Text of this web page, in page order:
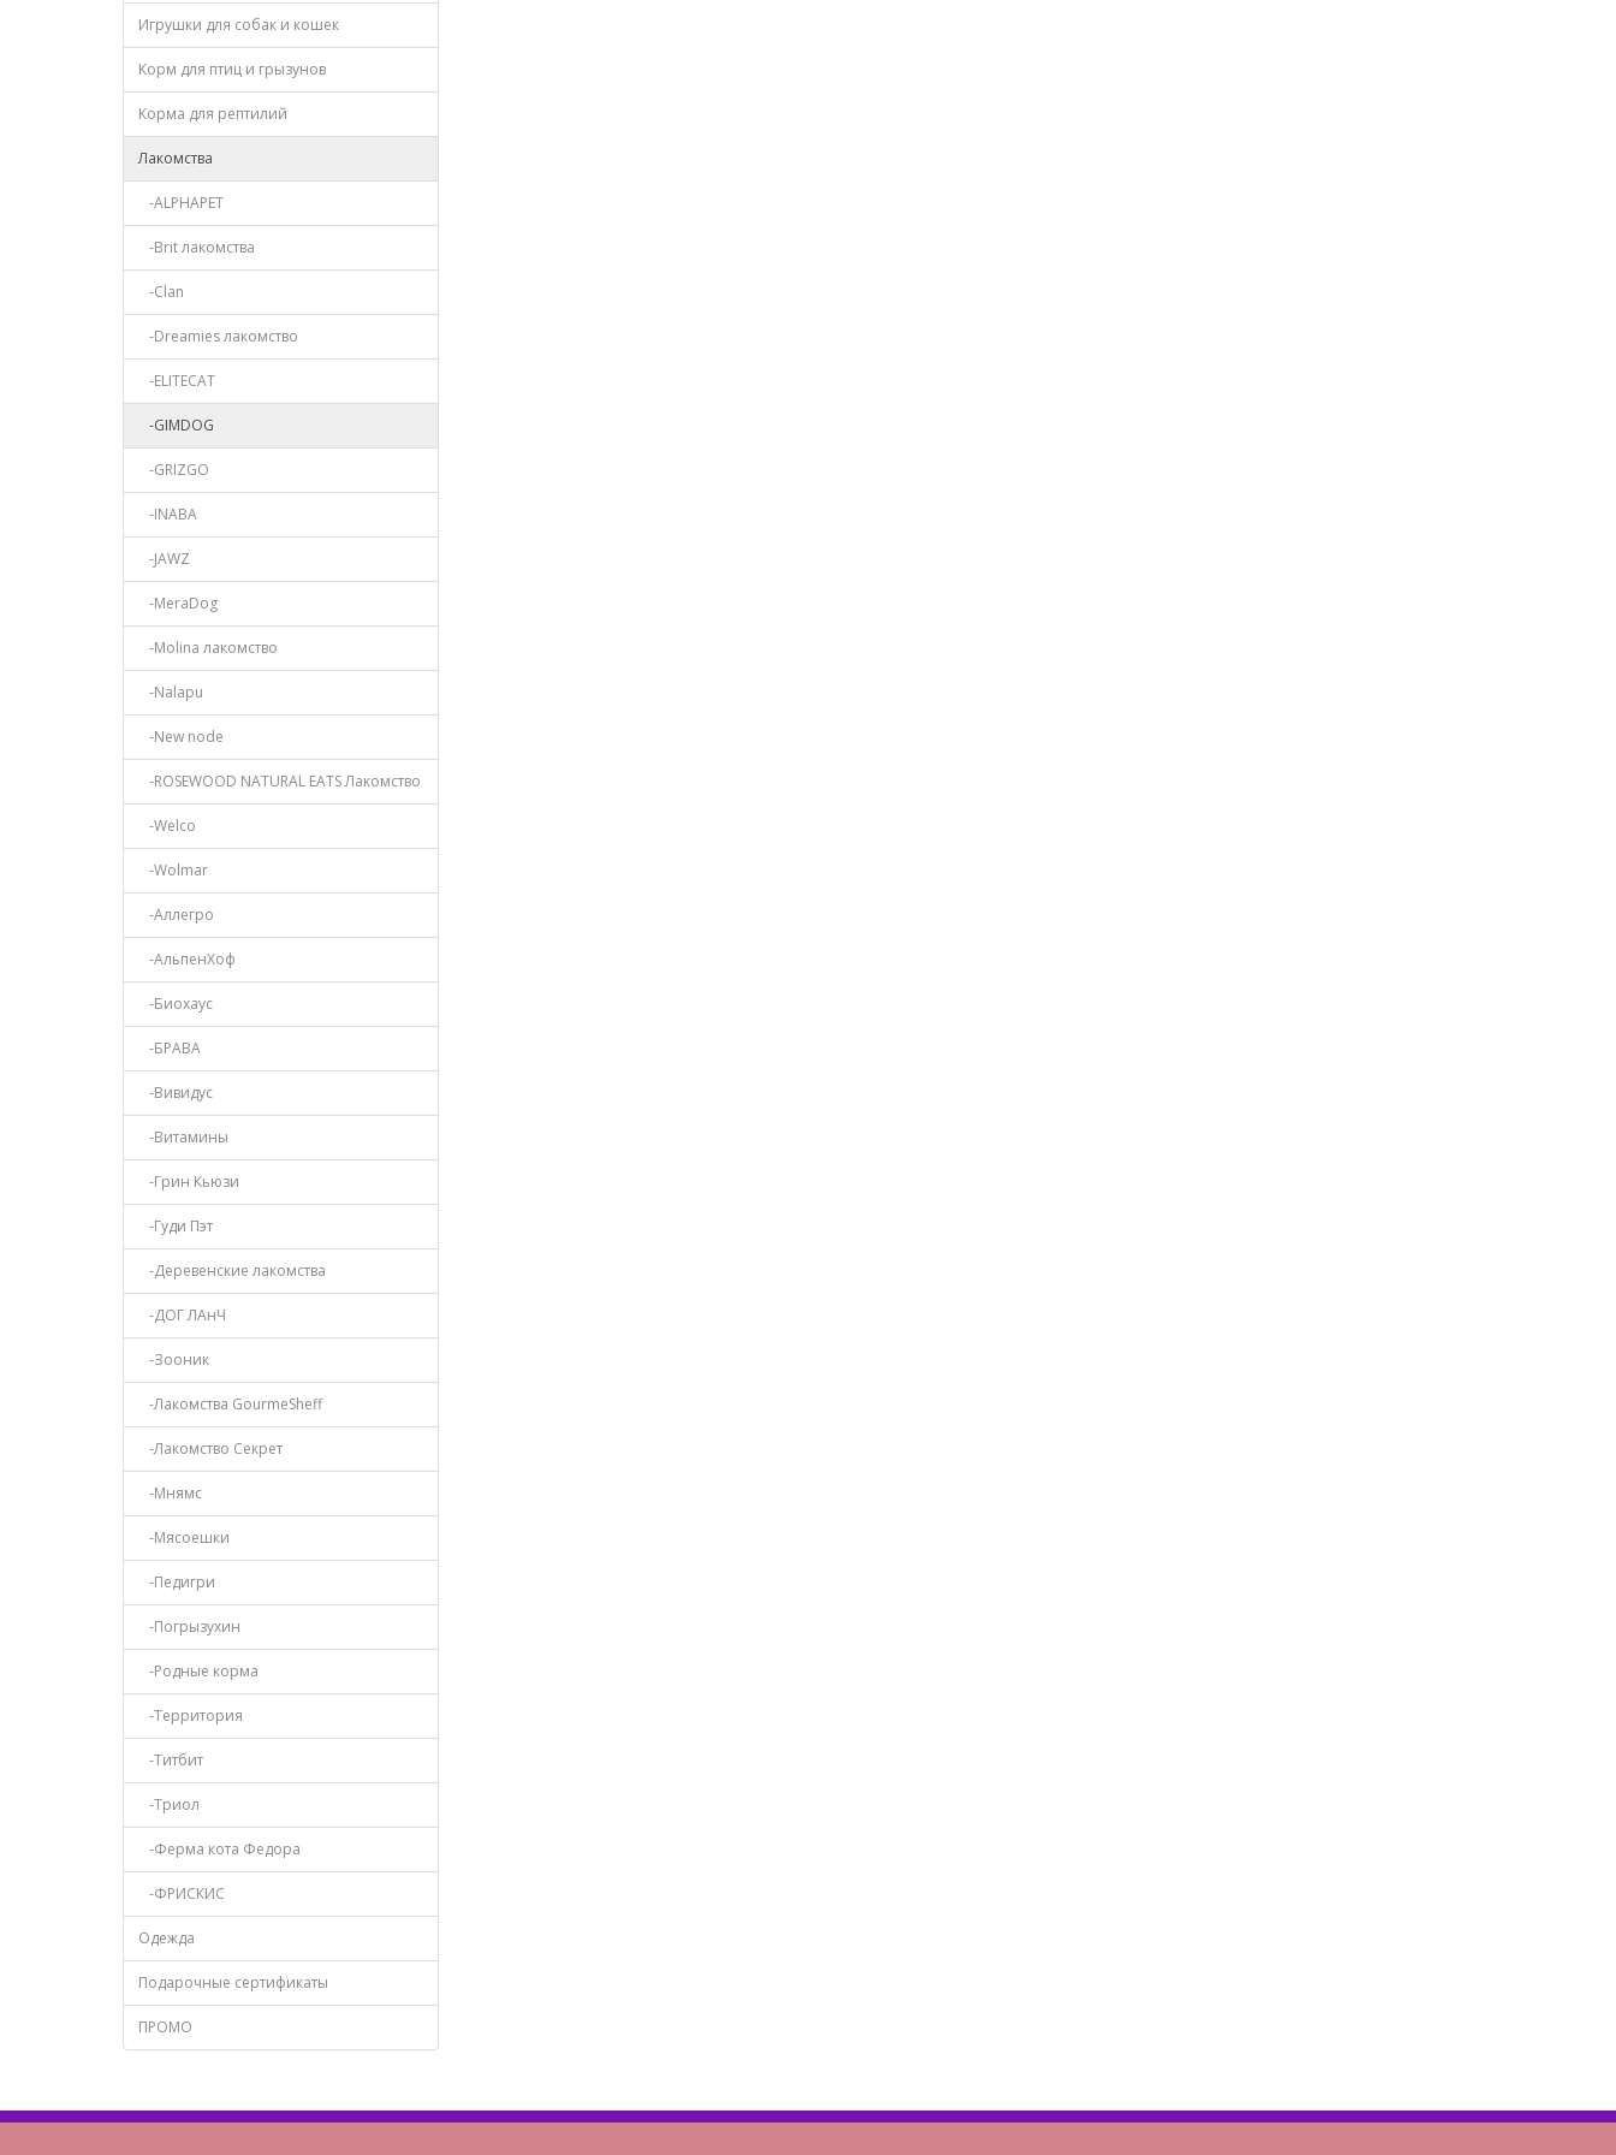
Игрушки для собак и кошек
Корм для птиц и грызунов
Корма для рептилий
Лакомства
-ALPHAPET
-Brit лакомства
-Clan
-Dreamies лакомство
-ELITECAT
-GIMDOG
-GRIZGO
-INABA
-JAWZ
-MeraDog
-Molina лакомство
-Nalapu
-New node
-ROSEWOOD NATURAL EATS Лакомство
-Welco
-Wolmar
-Аллегро
-АльпенХоф
-Биохаус
-БРАВА
-Вивидус
-Витамины
-Грин Кьюзи
-Гуди Пэт
-Деревенские лакомства
-ДОГ ЛАнЧ
-Зооник
-Лакомства GourmeSheff
-Лакомство Секрет
-Мнямс
-Мясоешки
-Педигри
-Погрызухин
-Родные корма
-Территория
-Титбит
-Триол
-Ферма кота Федора
-ФРИСКИС
Одежда
Подарочные сертификаты
ПРОМО